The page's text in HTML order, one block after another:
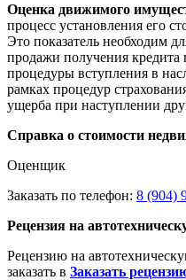
Оценка движимого
процесс установления его
Это показатель необходим
продажи получения кредита
процедуры вступления в
рамках процедур
ущерба при наступлении
Справка о стоимости
Оценщик
Заказать по телефон: 8 (904)
Рецензия на
Рецензию на
заказать в Заказать